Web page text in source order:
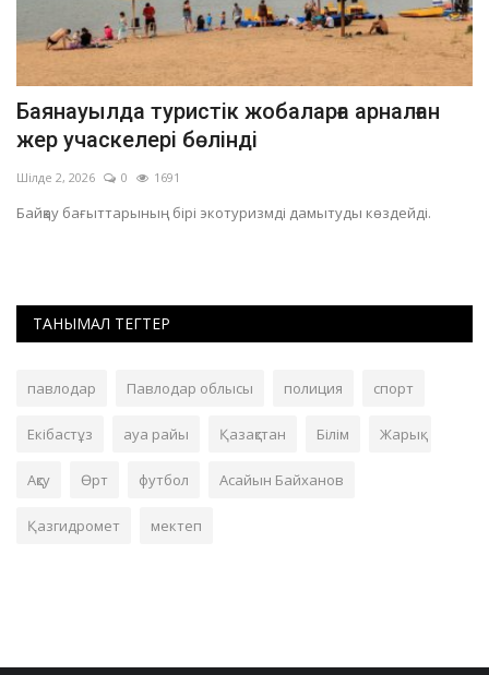
Баянауылда туристік жобаларға арналған
жер учаскелері бөлінді
Шілде 2, 2026 0 1691
Байқау бағыттарының бірі экотуризмді дамытуды көздейді.
ТАНЫМАЛ ТЕГТЕР
павлодар Павлодар облысы полиция спорт
Екібастұз ауа райы Қазақстан Білім Жарық
Ақсу Өрт футбол Асайын Байханов
Қазгидромет мектеп